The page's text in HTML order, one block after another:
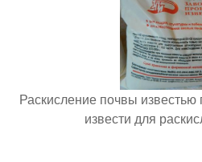
Раскисление почвы
извести для